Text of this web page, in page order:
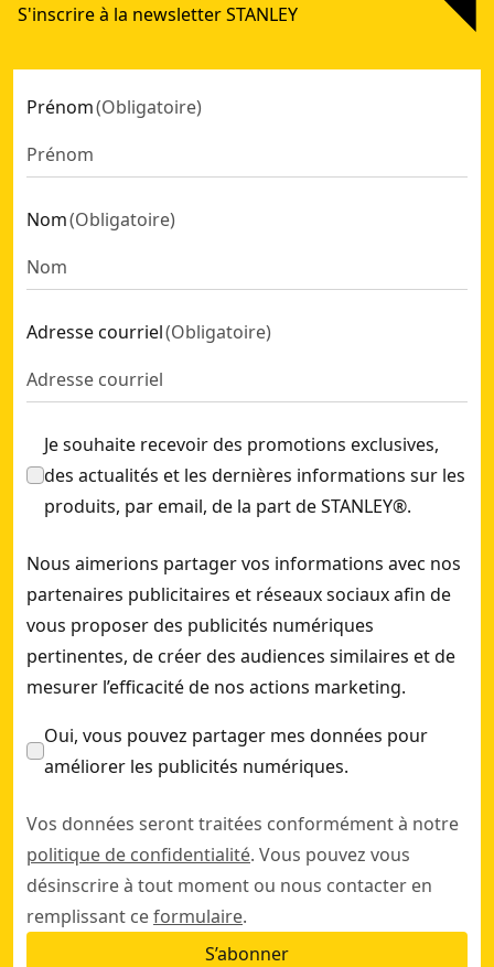
Souffleur STANLEY® FATMAX® V20* (1 batterie 4 Ah)
- SKU:
V20*S'inscrire à la newsletter STANLEY
Prénom(Obligatoire)
Nom(Obligatoire)
Adresse courriel(Obligatoire)
Je souhaite recevoir des promotions exclusives,
des actualités et les dernières informations sur les
produits, par email, de la part de STANLEY®.
Nous aimerions partager vos informations avec nos
partenaires publicitaires et réseaux sociaux afin de
vous proposer des publicités numériques
pertinentes, de créer des audiences similaires et de
mesurer l’efficacité de nos actions marketing.
Oui, vous pouvez partager mes données pour
améliorer les publicités numériques.
Vos données seront traitées conformément à notre
politique de confidentialité. Vous pouvez vous
désinscrire à tout moment ou nous contacter en
remplissant ceformulaire.
S’abonner